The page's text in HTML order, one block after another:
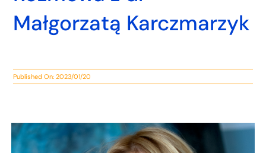
Małgorzatą Karczmarzyk
Published On: 2023/01/20